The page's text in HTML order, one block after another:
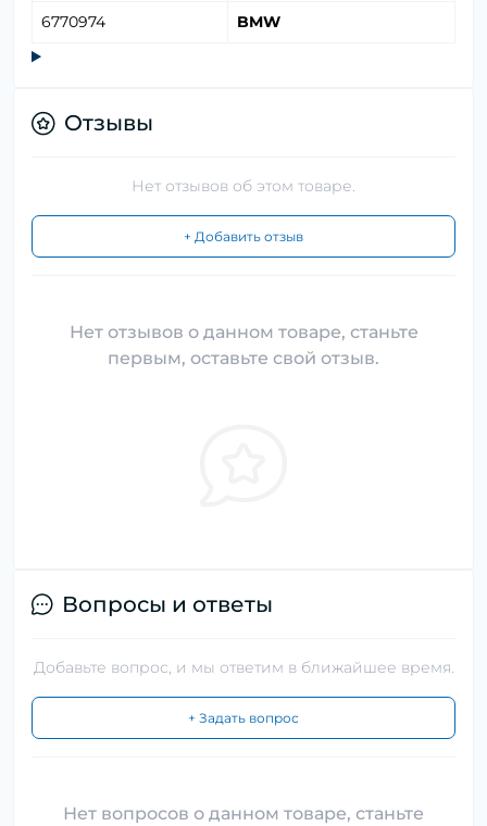
6770974 BMW
Отзывы
Нет отзывов об этом товаре.
+ Добавить отзыв
Нет отзывов о данном товаре, станьте
первым, оставьте свой отзыв.
Вопросы и ответы
Добавьте вопрос, и мы ответим в ближайшее время.
+ Задать вопрос
Нет вопросов о данном товаре, станьте